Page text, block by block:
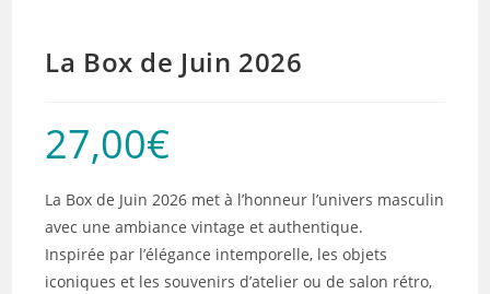
La Box de Juin 2026
27,00€
La Box de Juin 2026 met à l’honneur l’univers masculin
avec une ambiance vintage et authentique.
Inspirée par l’élégance intemporelle, les objets
iconiques et les souvenirs d’atelier ou de salon rétro,